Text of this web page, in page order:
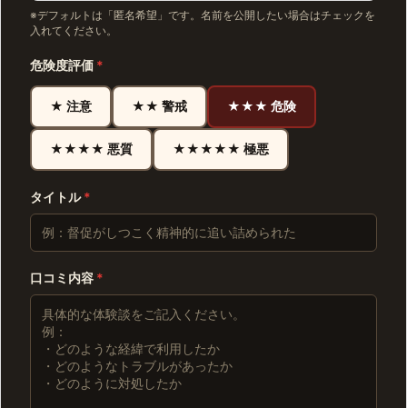
※デフォルトは「匿名希望」です。名前を公開したい場合はチェックを
入れてください。
危険度評価 *
★ 注意 ★★ 警戒 ★★★ 危険
★★★★ 悪質 ★★★★★ 極悪
タイトル*
口コミ内容 *